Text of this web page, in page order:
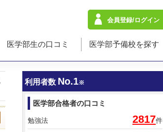
会員登録/ログイン
医学部生の口コミ 医学部予備校を探す
利用者数 No.1※
医学部合格者の口コミ
勉強法 2817件